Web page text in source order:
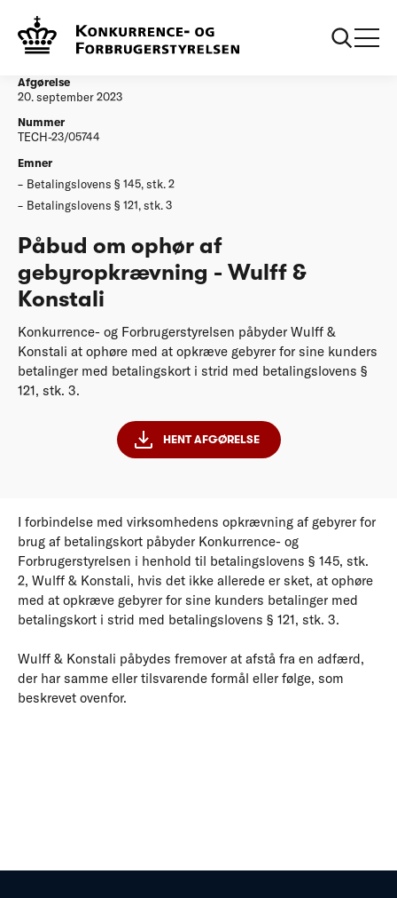
Afgørelser
Konstali
Afgørelse
20. september 2023
Nummer
TECH-23/05744
Emner
Betalingslovens § 145, stk. 2
Betalingslovens § 121, stk. 3
Påbud om ophør af
gebyropkrævning - Wulff &
Konstali
Konkurrence- og Forbrugerstyrelsen påbyder Wulff &
Konstali at ophøre med at opkræve gebyrer for sine kunders
betalinger med betalingskort i strid med betalingslovens §
121, stk. 3.
HENT AFGØRELSE
I forbindelse med virksomhedens opkrævning af gebyrer for
brug af betalingskort påbyder Konkurrence- og
Forbrugerstyrelsen i henhold til betalingslovens § 145, stk.
2, Wulff & Konstali, hvis det ikke allerede er sket, at ophøre
med at opkræve gebyrer for sine kunders betalinger med
betalingskort i strid med betalingslovens § 121, stk. 3.
Wulff & Konstali påbydes fremover at afstå fra en adfærd,
der har samme eller tilsvarende formål eller følge, som
beskrevet ovenfor.